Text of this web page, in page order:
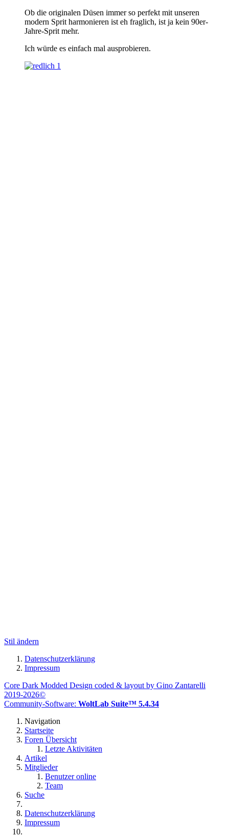
Ob die originalen Düsen immer so perfekt mit unseren
modern Sprit harmonieren ist eh fraglich, ist ja kein 90er-
Jahre-Sprit mehr.
Ich würde es einfach mal ausprobieren.
1
Stil ändern
Datenschutzerklärung
Impressum
Core Dark Modded Design coded & layout by Gino Zantarelli
2019-2026©
Community-Software: WoltLab Suite™ 5.4.34
Navigation
Startseite
Foren Übersicht
Letzte Aktivitäten
Artikel
Mitglieder
Benutzer online
Team
Suche
Datenschutzerklärung
Impressum